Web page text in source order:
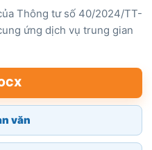
Thông tư số 40/2024/TT-
ứng dịch vụ trung gian
văn